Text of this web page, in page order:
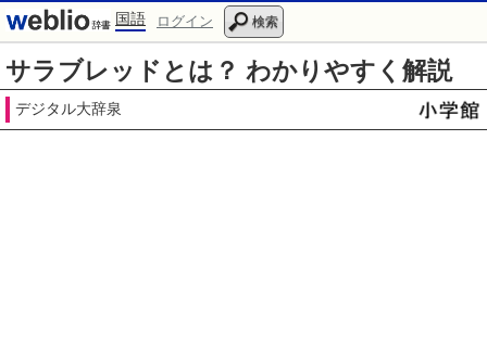
国語 ログイン 検索
サラブレッドとは？ わかりやすく解説
デジタル大辞泉